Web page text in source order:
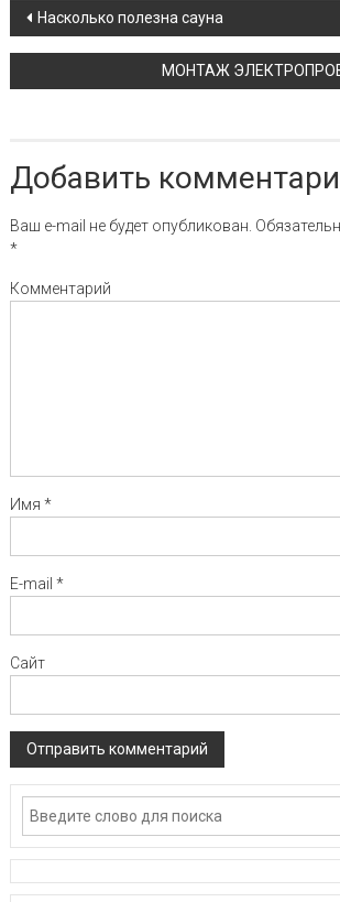
Навигация по
Насколько полезна сауна
МОНТАЖ
Добавить
Ваш e-mail не будет опубликован.
*
Комментарий
Имя *
E-mail *
Сайт